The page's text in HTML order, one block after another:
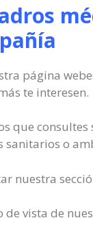
página
te interesen.
que
sanitarios o
nuestra
vista de